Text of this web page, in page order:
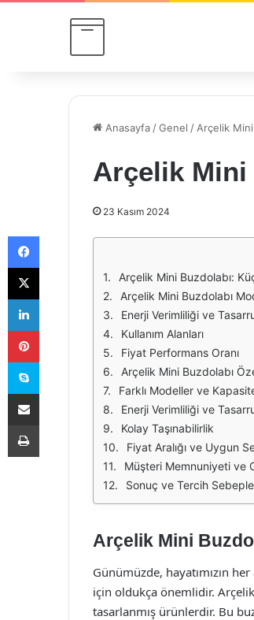
Anasayfa /Genel / Arçelik
Arçelik Mini
23 Kasım 2024
Arçelik Mini Buzdolabı:
Arçelik Mini Buzdolabı
Enerji Verimliliği ve
Kullanım Alanları
Fiyat Performans Oranı
Arçelik Mini Buzdolabı
Farklı Modeller ve
Enerji Verimliliği ve
Kolay Taşınabilirlik
Fiyat Aralığı ve Uygun
Müşteri Memnuniyeti ve
Sonuç ve Tercih
Arçelik Mini
Günümüzde, hayatımızın
için oldukça önemlidir.
tasarlanmış ürünlerdir. Bu
Facebook
X
LinkedIn
Pinterest
Skype
E-Posta ile paylaş